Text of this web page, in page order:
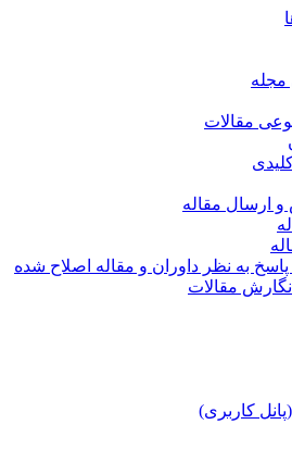
مقالات
مقاله
به نظر داوران و مقاله اصلاح شده
مقالات
کاربری)